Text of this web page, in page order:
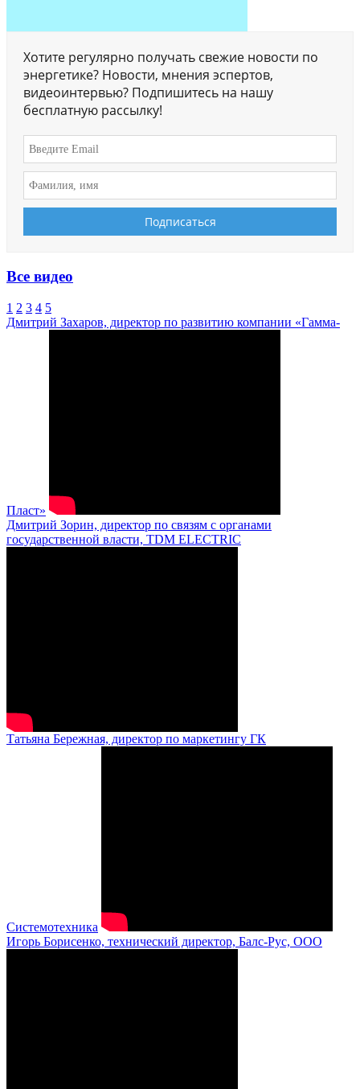
Хотите регулярно получать свежие новости по
энергетике? Новости, мнения эспертов,
видеоинтервью? Подпишитесь на нашу
бесплатную рассылку!
Все видео
1 2 3 4 5
Дмитрий Захаров, директор по развитию компании «Гамма-
Пласт»
Дмитрий Зорин, директор по связям с органами
государственной власти, TDM ELECTRIC
Татьяна Бережная, директор по маркетингу ГК
Системотехника
Игорь Борисенко, технический директор, Балс-Рус, ООО